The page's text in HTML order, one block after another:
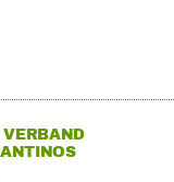
VERBAND